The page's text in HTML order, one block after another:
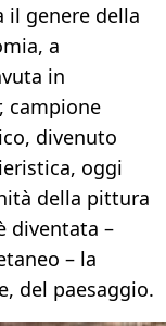
il genere della
a
in
campione
divenuto
oggi
della pittura
diventata –
– la
del paesaggio.